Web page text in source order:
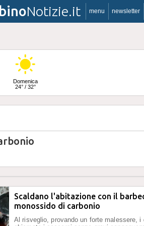
Notizie.it menu newsletter
Domenica
24° / 32°
Scaldano l'abitazione con il
monossido di carbonio
Al risveglio, provando un forte malessere, i